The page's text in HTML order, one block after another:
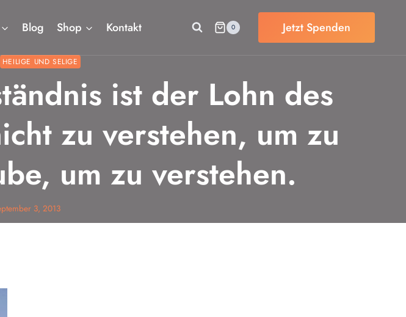
Blog Shop Kontakt 0 Jetzt Spenden
HEILIGE UND SELIGE
ist der Lohn des
zu verstehen, um zu
um zu verstehen.
3, 2013